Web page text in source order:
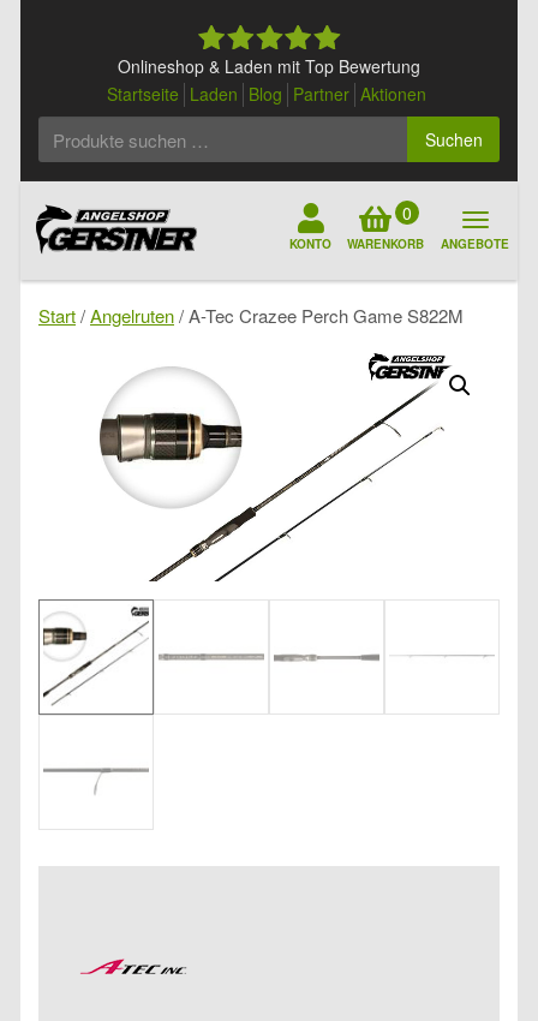
Onlineshop & Laden mit Top Bewertung
Startseite Laden Blog Partner Aktionen
Suchen
KONTO
0
WARENKORB ANGEBOTE
Start/Angelruten/ A-Tec Crazee Perch Game S822M